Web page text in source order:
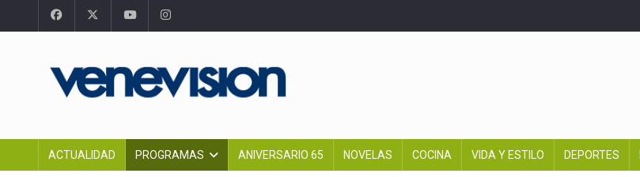
ACTUALIDAD PROGRAMAS ANIVERSARIO 65 NOVELAS COCINA VIDA Y ESTILO DEPORTES